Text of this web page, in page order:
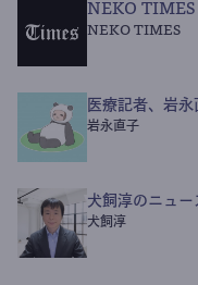
NEKO TIMES
NEKO TIMES
医療記者、岩
岩永直子
犬飼淳のニュー
犬飼淳